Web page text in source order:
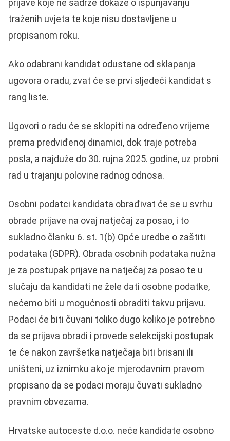
prijave koje ne sadrže dokaze o ispunjavanju
traženih uvjeta te koje nisu dostavljene u
propisanom roku.
Ako odabrani kandidat odustane od sklapanja
ugovora o radu, zvat će se prvi sljedeći kandidat s
rang liste.
Ugovori o radu će se sklopiti na određeno vrijeme
prema predviđenoj dinamici, dok traje potreba
posla, a najduže do 30. rujna 2025. godine, uz probni
rad u trajanju polovine radnog odnosa.
Osobni podatci kandidata obrađivat će se u svrhu
obrade prijave na ovaj natječaj za posao, i to
sukladno članku 6. st. 1(b) Opće uredbe o zaštiti
podataka (GDPR). Obrada osobnih podataka nužna
je za postupak prijave na natječaj za posao te u
slučaju da kandidati ne žele dati osobne podatke,
nećemo biti u mogućnosti obraditi takvu prijavu.
Podaci će biti čuvani toliko dugo koliko je potrebno
da se prijava obradi i provede selekcijski postupak
te će nakon završetka natječaja biti brisani ili
uništeni, uz iznimku ako je mjerodavnim pravom
propisano da se podaci moraju čuvati sukladno
pravnim obvezama.
Hrvatske autoceste d.o.o. neće kandidate osobno